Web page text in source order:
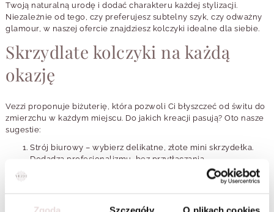
Zgoda Szczegóły O plikach cookies
Twoją naturalną urodę i dodać charakteru każdej stylizacji.
Niezależnie od tego, czy preferujesz subtelny szyk, czy odważny
glamour, w naszej ofercie znajdziesz kolczyki idealne dla siebie.
Skrzydlate kolczyki na każdą
okazję
Vezzi proponuje biżuterię, która pozwoli Ci błyszczeć od świtu do
zmierzchu w każdym miejscu. Do jakich kreacji pasują? Oto nasze
sugestie:
Strój biurowy – wybierz delikatne, złote mini skrzydełka.
Dodadzą profesjonalizmu, bez przytłaczania.
Lunch z przyjaciółkami – postaw na srebrne przeciągane
kolczyki. Ich swobodny charakter idealnie wpasuje się w
Wieczorna gala – olśnij wszystkich kolczykami z